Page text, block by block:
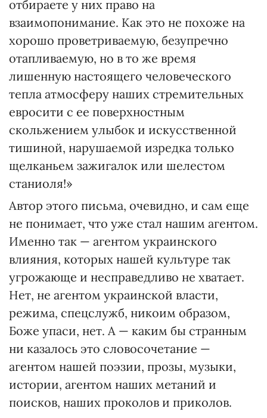
отбираете у них право на
взаимопонимание. Как это не похоже на
хорошо проветриваемую, безупречно
отапливаемую, но в то же время
лишенную настоящего человеческого
тепла атмосферу наших стремительных
евросити с ее поверхностным
скольжением улыбок и искусственной
тишиной, нарушаемой изредка только
щелканьем зажигалок или шелестом
станиоля!»
Автор этого письма, очевидно, и сам еще
не понимает, что уже стал нашим агентом.
Именно так — агентом украинского
влияния, которых нашей культуре так
угрожающе и несправедливо не хватает.
Нет, не агентом украинской власти,
режима, спецслужб, никоим образом,
Боже упаси, нет. А — каким бы странным
ни казалось это словосочетание —
агентом нашей поэзии, прозы, музыки,
истории, агентом наших метаний и
поисков, наших проколов и приколов.